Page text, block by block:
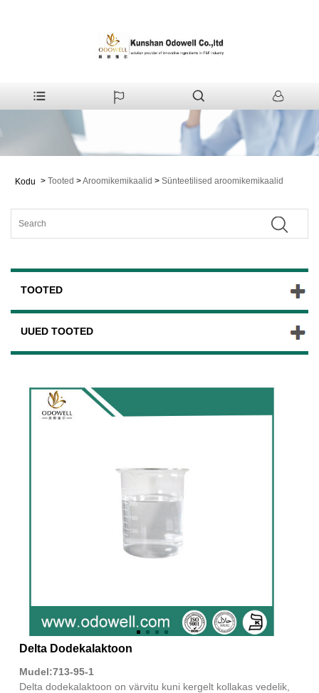
Kodu > Tooted >Aroomikemikaalid > Sünteetilised aroomikemikaalid
TOOTED
UUED TOOTED
Delta Dodekalaktoon
Mudel:713-95-1
Delta dodekalaktoon on värvitu kuni kergelt kollakas vedelik,